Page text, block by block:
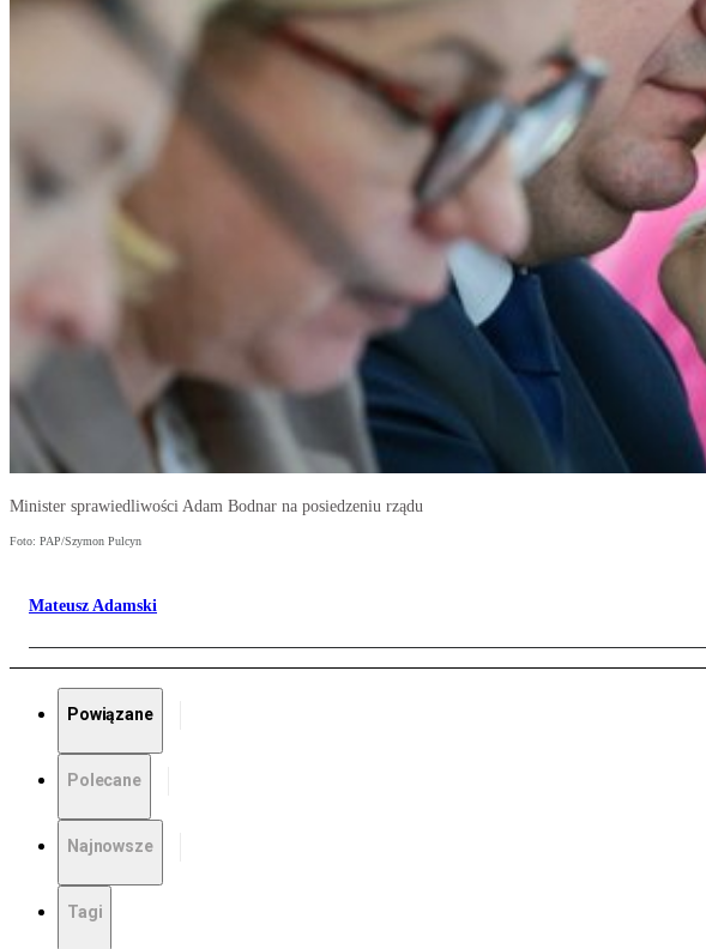
Minister sprawiedliwości Adam Bodnar na posiedzeniu rządu
Foto: PAP/Szymon Pulcyn
Mateusz Adamski
Powiązane
Polecane
Najnowsze
Tagi